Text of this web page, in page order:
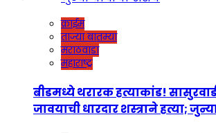
क्राईम
ताज्या बातम्या
मराठवाडा
महाराष्ट्र
बीडमध्ये थरारक हत्याकांड!
जावयाची धारदार शस्त्राने हत्या;